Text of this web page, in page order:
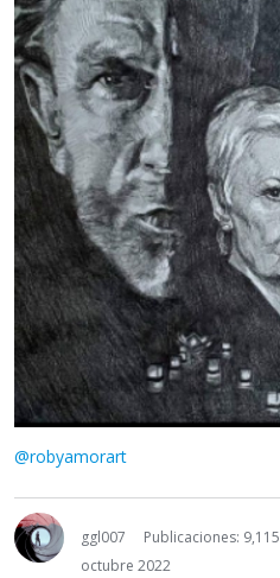
@robyamorart
ggl007
Publicaciones: 9,115
octubre 2022